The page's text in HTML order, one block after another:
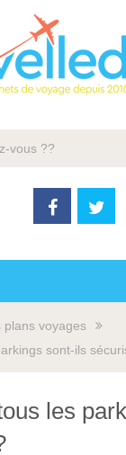
plans voyages
sont-ils
les